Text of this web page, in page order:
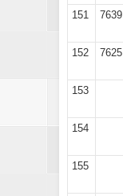
151
7639
152
7625
153
154
155